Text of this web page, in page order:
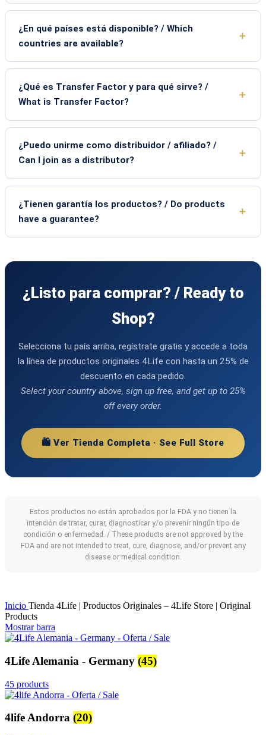
¿En qué países está disponible? / Which
countries are available?
¿Qué es Transfer Factor y para qué sirve? /
What is Transfer Factor?
¿Puedo unirme como distribuidor / afiliado? /
Can I join as a distributor?
¿Tienen garantía los productos? / Do products
have a guarantee?
¿Listo para comprar? / Ready to
Shop?
Selecciona tu país arriba, regístrate gratis y accede a toda
la línea de productos originales 4Life con hasta un 25% de
descuento en cada pedido.
Select your country above, sign up free, and get up to 25%
off every order.
🛍️ Ver Tienda Completa · See Full Store
Estos productos no están aprobados por la FDA y no tienen la
intención de tratar, curar, diagnosticar y/o prevenir ningún tipo de
condición o enfermedad. / These products are not approved by the
FDA and are not intended to treat, cure, diagnose, and/or prevent any
disease or medical condition.
Inicio Tienda 4Life | Productos Originales – 4Life Store | Original
Products
Mostrar barra
4Life Alemania - Germany (45)
45 products
4life Andorra (20)